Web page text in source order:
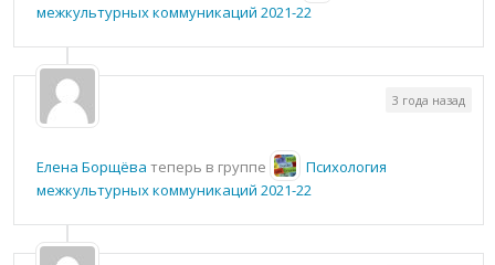
межкультурных коммуникаций 2021-22
Елена Борщёва теперь в группе
Психология
межкультурных коммуникаций 2021-22
3 года назад